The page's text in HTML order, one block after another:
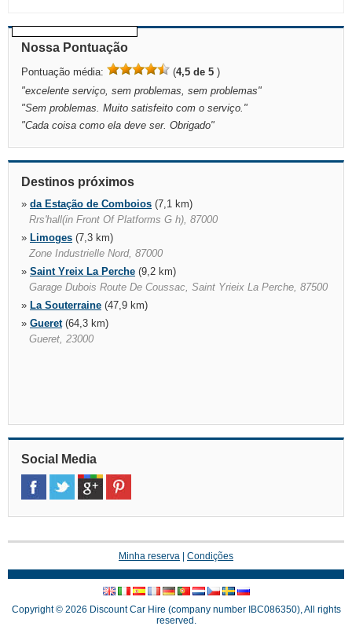
Nossa Pontuação
Pontuação média: (4,5 de 5 )
"excelente serviço, sem problemas, sem problemas"
"Sem problemas. Muito satisfeito com o serviço. "
"Cada coisa como ela deve ser. Obrigado"
Destinos próximos
» da Estação de Comboios (7,1 km)
Rrs'hall(in Front Of Platforms G h), 87000
» Limoges (7,3 km)
Zone Industrielle Nord, 87000
» Saint Yreix La Perche (9,2 km)
Garage Dubois Route De Coussac, Saint Yrieix La Perche, 87500
» La Souterraine (47,9 km)
» Gueret(64,3 km)
Gueret, 23000
Social Media
Minha reserva Condições
Copyright © 2026 Discount Car Hire (company number IBC086350), All rights
reserved.